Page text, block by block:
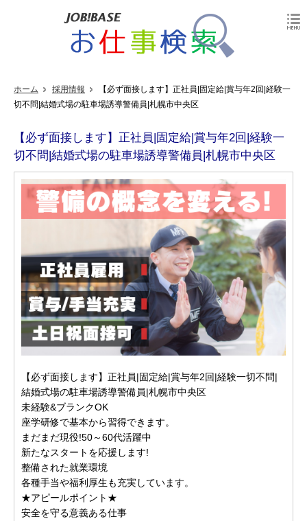
ホーム 採用情報
【必ず面接します】正社員|固定給|賞与年2回|経験一
切不問|結婚式場の駐車場誘導警備員|札幌市中央区
【必ず面接します】正社員|固定給|賞与年2回|経験一
切不問|結婚式場の駐車場誘導警備員|札幌市中央区
【必ず面接します】正社員|固定給|賞与年2回|経験一切不問|
結婚式場の駐車場誘導警備員|札幌市中央区
未経験&ブランクOK
座学研修で基本から習得できます。
まだまだ現役!50～60代活躍中
新たなスタートを応援します!
整備された就業環境
各種手当や福利厚生も充実しています。
★アピールポイント★
安全を守る意義ある仕事